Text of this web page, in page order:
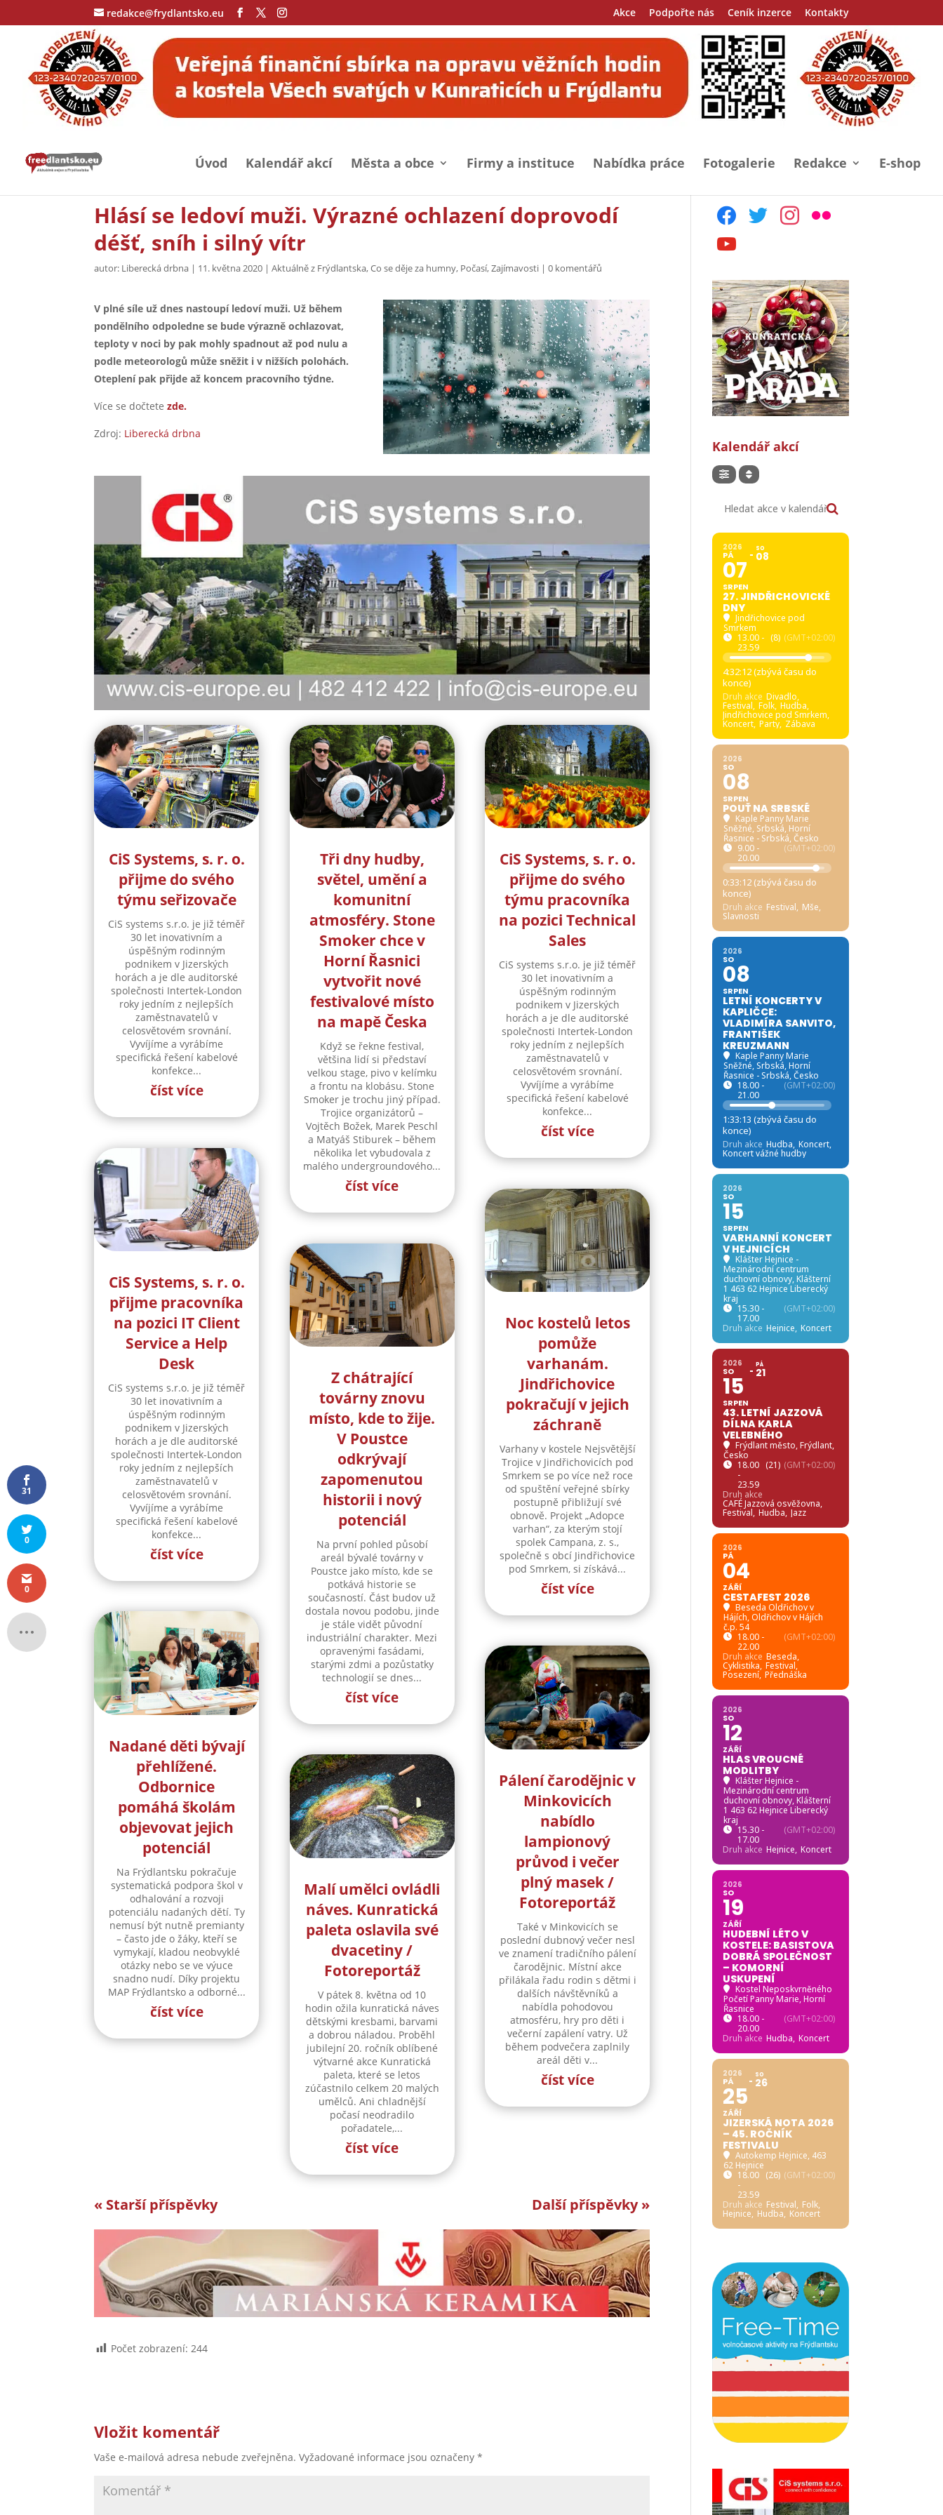
redakce@frydlantsko.eu Akce Podpořte nás Ceník inzerce Kontakty
Úvod Kalendář akcí Města a obce Firmy a instituce Nabídka práce Fotogalerie Redakce E-shop
Hlásí se ledoví muži. Výrazné ochlazení doprovodí
déšť, sníh i silný vítr
autor: Liberecká drbna | 11. května 2020 |Aktuálně z Frýdlantska,Co se děje za humny, Počasí,Zajímavosti |0 komentářů
V plné síle už dnes nastoupí ledoví muži. Už během
pondělního odpoledne se bude výrazně ochlazovat,
teploty v noci by pak mohly spadnout až pod nulu a
podle meteorologů může sněžit i v nižších polohách.
Oteplení pak přijde až koncem pracovního týdne.
Více se dočtetezde.
Zdroj: Liberecká drbna
CiS Systems, s. r. o.
přijme do svého
týmu seřizovače
CiS systems s.r.o. je již téměř
30 let inovativním a
úspěšným rodinným
podnikem v Jizerských
horách a je dle auditorské
společnosti Intertek-London
roky jedním z nejlepších
zaměstnavatelů v
celosvětovém srovnání.
Vyvíjíme a vyrábíme
specifická řešení kabelové
konfekce...
číst více
CiS Systems, s. r. o.
přijme pracovníka
na pozici IT Client
Service a Help
Desk
CiS systems s.r.o. je již téměř
30 let inovativním a
úspěšným rodinným
podnikem v Jizerských
horách a je dle auditorské
společnosti Intertek-London
roky jedním z nejlepších
zaměstnavatelů v
celosvětovém srovnání.
Vyvíjíme a vyrábíme
specifická řešení kabelové
konfekce...
číst více
Nadané děti bývají
přehlížené.
Odbornice
pomáhá školám
objevovat jejich
potenciál
Na Frýdlantsku pokračuje
systematická podpora škol v
odhalování a rozvoji
potenciálu nadaných dětí. Ty
nemusí být nutně premianty
– často jde o žáky, kteří se
vymykají, kladou neobvyklé
otázky nebo se ve výuce
snadno nudí. Díky projektu
MAP Frýdlantsko a odborné...
číst více
Tři dny hudby,
světel, umění a
komunitní
atmosféry. Stone
Smoker chce v
Horní Řasnici
vytvořit nové
festivalové místo
na mapě Česka
Když se řekne festival,
většina lidí si představí
velkou stage, pivo v kelímku
a frontu na klobásu. Stone
Smoker je trochu jiný případ.
Trojice organizátorů –
Vojtěch Božek, Marek Peschl
a Matyáš Stiburek – během
několika let vybudovala z
malého undergroundového...
číst více
Z chátrající
továrny znovu
místo, kde to žije.
V Poustce
odkrývají
zapomenutou
historii i nový
potenciál
Na první pohled působí
areál bývalé továrny v
Poustce jako místo, kde se
potkává historie se
současností. Část budov už
dostala novou podobu, jinde
je stále vidět původní
industriální charakter. Mezi
opravenými fasádami,
starými zdmi a pozůstatky
technologií se dnes...
číst více
Malí umělci ovládli
náves. Kunratická
paleta oslavila své
dvacetiny /
Fotoreportáž
V pátek 8. května od 10
hodin ožila kunratická náves
dětskými kresbami, barvami
a dobrou náladou. Proběhl
jubilejní 20. ročník oblíbené
výtvarné akce Kunratická
paleta, které se letos
zúčastnilo celkem 20 malých
umělců. Ani chladnější
počasí neodradilo
pořadatele,...
číst více
CiS Systems, s. r. o.
přijme do svého
týmu pracovníka
na pozici Technical
Sales
CiS systems s.r.o. je již téměř
30 let inovativním a
úspěšným rodinným
podnikem v Jizerských
horách a je dle auditorské
společnosti Intertek-London
roky jedním z nejlepších
zaměstnavatelů v
celosvětovém srovnání.
Vyvíjíme a vyrábíme
specifická řešení kabelové
konfekce...
číst více
Noc kostelů letos
pomůže
varhanám.
Jindřichovice
pokračují v jejich
záchraně
Varhany v kostele Nejsvětější
Trojice v Jindřichovicích pod
Smrkem se po více než roce
od spuštění veřejné sbírky
postupně přibližují své
obnově. Projekt „Adopce
varhan“, za kterým stojí
spolek Campana, z. s.,
společně s obcí Jindřichovice
pod Smrkem, si získává...
číst více
Pálení čarodějnic v
Minkovicích
nabídlo
lampionový
průvod i večer
plný masek /
Fotoreportáž
Také v Minkovicích se
poslední dubnový večer nesl
ve znamení tradičního pálení
čarodějnic. Místní akce
přilákala řadu rodin s dětmi i
dalších návštěvníků a
nabídla pohodovou
atmosféru, hry pro děti i
večerní zapálení vatry. Už
během podvečera zaplnily
areál děti v...
číst více
« Starší příspěvky Další příspěvky »
Počet zobrazení: 244
Vložit komentář
Vaše e-mailová adresa nebude zveřejněna. Vyžadované informace jsou označeny*
facebooktwitter instagram
flickr
youtube
Kalendář akcí
2026
PÁ
07
SRPEN
SO
08
27. JINDŘICHOVICKÉ
DNY
Jindřichovice pod
Smrkem
13.00 -
23.59
(8) (GMT+02:00)
4:32:11 (zbývá času do
konce)
Druh akce Divadlo,
Festival, Folk, Hudba,
Jindřichovice pod Smrkem,
Koncert, Party, Zábava
2026
SO
08
SRPEN
POUŤ NA SRBSKÉ
Kaple Panny Marie
Sněžné, Srbská, Horní
Řasnice - Srbská, Česko
9.00 -
20.00
(GMT+02:00)
0:33:11 (zbývá času do
konce)
Druh akce Festival, Mše,
Slavnosti
2026
SO
08
SRPEN
LETNÍ KONCERTY V
KAPLIČCE:
VLADIMÍRA SANVITO,
FRANTIŠEK
KREUZMANN
Kaple Panny Marie
Sněžné, Srbská, Horní
Řasnice - Srbská, Česko
18.00 -
21.00
(GMT+02:00)
1:33:11 (zbývá času do
konce)
Druh akce Hudba, Koncert,
Koncert vážné hudby
2026
SO
15
SRPEN
VARHANNÍ KONCERT
V HEJNICÍCH
Klášter Hejnice -
Mezinárodní centrum
duchovní obnovy, Klášterní
1 463 62 Hejnice Liberecký
kraj
15.30 -
17.00
(GMT+02:00)
Druh akce Hejnice, Koncert
2026
SO
15
SRPEN
PÁ
21
43. LETNÍ JAZZOVÁ
DÍLNA KARLA
VELEBNÉHO
Frýdlant město, Frýdlant,
Česko
18.00
-
23.59
(21) (GMT+02:00)
Druh akce
CAFÉ Jazzová osvěžovna,
Festival, Hudba, Jazz
2026
PÁ
04
ZÁŘÍ
CESTAFEST 2026
Beseda Oldřichov v
Hájích, Oldřichov v Hájích
č.p. 54
18.00 -
22.00
(GMT+02:00)
Druh akce Beseda,
Cyklistika, Festival,
Posezení, Přednáška
2026
SO
12
ZÁŘÍ
HLAS VROUCNÉ
MODLITBY
Klášter Hejnice -
Mezinárodní centrum
duchovní obnovy, Klášterní
1 463 62 Hejnice Liberecký
kraj
15.30 -
17.00
(GMT+02:00)
Druh akce Hejnice, Koncert
2026
SO
19
ZÁŘÍ
HUDEBNÍ LÉTO V
KOSTELE: BASISTOVA
DOBRÁ SPOLEČNOST
– KOMORNÍ
USKUPENÍ
Kostel Neposkvrněného
Početí Panny Marie, Horní
Řasnice
18.00 -
20.00
(GMT+02:00)
Druh akce Hudba, Koncert
2026
PÁ
25
ZÁŘÍ
SO
26
JIZERSKÁ NOTA 2026
– 45. ROČNÍK
FESTIVALU
Autokemp Hejnice, 463
62 Hejnice
18.00
-
23.59
(26) (GMT+02:00)
Druh akce Festival, Folk,
Hejnice, Hudba, Koncert
31
0
0